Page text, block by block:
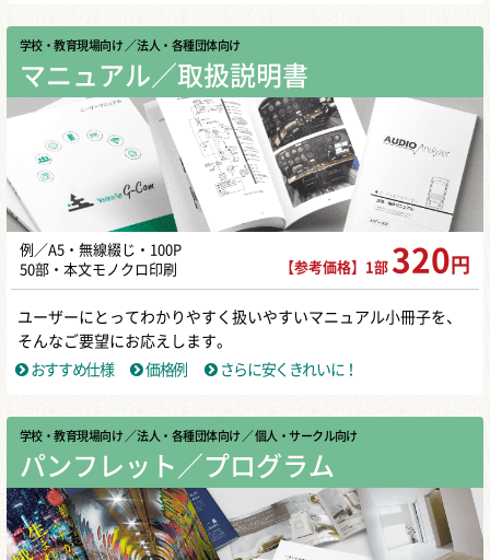
学校・教育現場向け ／ 法人・各種団体向け
マニュアル／取扱説明書
例／A5・無線綴じ・100P
50部・本文モノクロ印刷
【参考価格】1部 320 円
ユーザーにとってわかりやすく扱いやすいマニュアル小冊子を、
そんなご要望にお応えします。
おすすめ仕様
価格例 さらに安くきれいに！
学校・教育現場向け ／ 法人・各種団体向け ／ 個人・サークル向け
パンフレット／プログラム